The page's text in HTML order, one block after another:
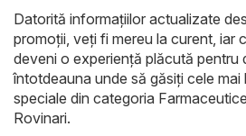
Datorită informațiilor actualizate
promoții, veți fi mereu la curent, iar
deveni o experiență plăcută pentru
întotdeauna unde să găsiți cele
speciale din categoria
Rovinari.